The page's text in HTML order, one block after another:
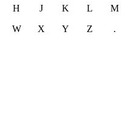
H J K L
M
W X Y Z
.